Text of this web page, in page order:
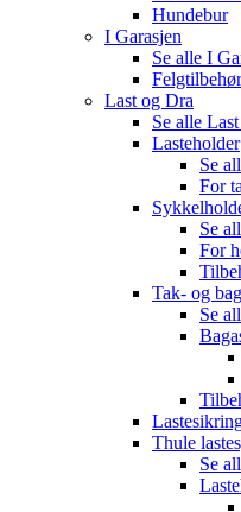
Hundebur
I Garasjen
Se alle I
Felgtilbehør
Last og Dra
Se alle
Lasteholder
Se
For
Se
For
Tak- og
Se
Thule
Se